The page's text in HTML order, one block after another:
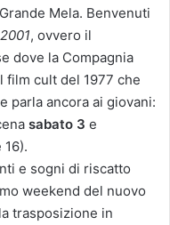
Mela. Benvenuti
, ovvero il
dove la Compagnia
film cult del 1977 che
parla ancora ai giovani:
sabato 3 e
16).
e sogni di riscatto
weekend del nuovo
trasposizione in